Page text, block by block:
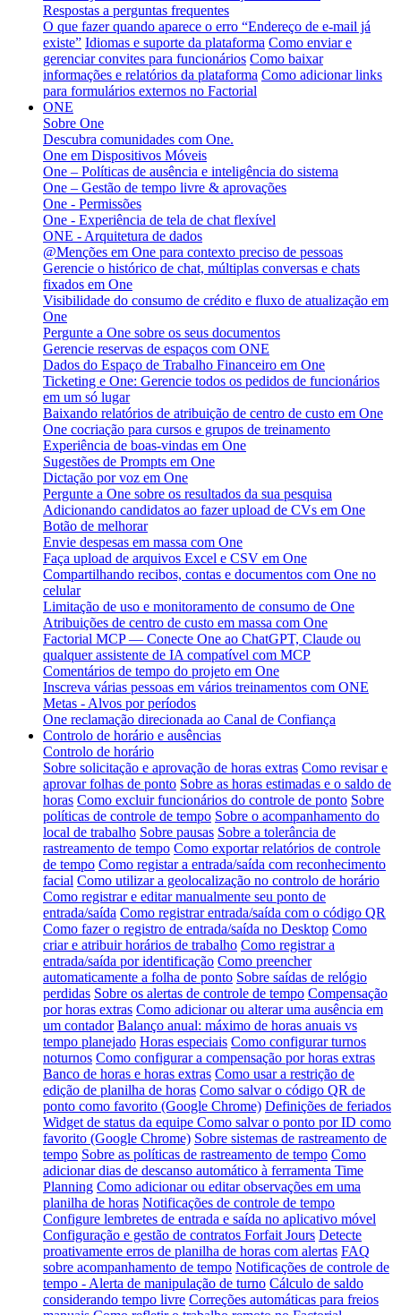
Respostas a perguntas frequentes
O que fazer quando aparece o erro “Endereço de e-mail já
existe” Idiomas e suporte da plataforma Como enviar e
gerenciar convites para funcionários Como baixar
informações e relatórios da plataforma Como adicionar links
para formulários externos no Factorial
ONE
Sobre One
Descubra comunidades com One.
One em Dispositivos Móveis
One – Políticas de ausência e inteligência do sistema
One – Gestão de tempo livre & aprovações
One - Permissões
One - Experiência de tela de chat flexível
ONE - Arquitetura de dados
@Menções em One para contexto preciso de pessoas
Gerencie o histórico de chat, múltiplas conversas e chats
fixados em One
Visibilidade do consumo de crédito e fluxo de atualização em
One
Pergunte a One sobre os seus documentos
Gerencie reservas de espaços com ONE
Dados do Espaço de Trabalho Financeiro em One
Ticketing e One: Gerencie todos os pedidos de funcionários
em um só lugar
Baixando relatórios de atribuição de centro de custo em One
One cocriação para cursos e grupos de treinamento
Experiência de boas-vindas em One
Sugestões de Prompts em One
Dictação por voz em One
Pergunte a One sobre os resultados da sua pesquisa
Adicionando candidatos ao fazer upload de CVs em One
Botão de melhorar
Envie despesas em massa com One
Faça upload de arquivos Excel e CSV em One
Compartilhando recibos, contas e documentos com One no
celular
Limitação de uso e monitoramento de consumo de One
Atribuições de centro de custo em massa com One
Factorial MCP — Conecte One ao ChatGPT, Claude ou
qualquer assistente de IA compatível com MCP
Comentários de tempo do projeto em One
Inscreva várias pessoas em vários treinamentos com ONE
Metas - Alvos por períodos
One reclamação direcionada ao Canal de Confiança
Controlo de horário e ausências
Controlo de horário
Sobre solicitação e aprovação de horas extras Como revisar e
aprovar folhas de ponto Sobre as horas estimadas e o saldo de
horas Como excluir funcionários do controle de ponto Sobre
políticas de controle de tempo Sobre o acompanhamento do
local de trabalho Sobre pausas Sobre a tolerância de
rastreamento de tempo Como exportar relatórios de controle
de tempo Como registar a entrada/saída com reconhecimento
facial Como utilizar a geolocalização no controlo de horário
Como registrar e editar manualmente seu ponto de
entrada/saída Como registrar entrada/saída com o código QR
Como fazer o registro de entrada/saída no Desktop Como
criar e atribuir horários de trabalho Como registrar a
entrada/saída por identificação Como preencher
automaticamente a folha de ponto Sobre saídas de relógio
perdidas Sobre os alertas de controle de tempo Compensação
por horas extras Como adicionar ou alterar uma ausência em
um contador Balanço anual: máximo de horas anuais vs
tempo planejado Horas especiais Como configurar turnos
noturnos Como configurar a compensação por horas extras
Banco de horas e horas extras Como usar a restrição de
edição de planilha de horas Como salvar o código QR de
ponto como favorito (Google Chrome) Definições de feriados
Widget de status da equipe Como salvar o ponto por ID como
favorito (Google Chrome) Sobre sistemas de rastreamento de
tempo Sobre as políticas de rastreamento de tempo Como
adicionar dias de descanso automático à ferramenta Time
Planning Como adicionar ou editar observações em uma
planilha de horas Notificações de controle de tempo
Configure lembretes de entrada e saída no aplicativo móvel
Configuração e gestão de contratos Forfait Jours Detecte
proativamente erros de planilha de horas com alertas FAQ
sobre acompanhamento de tempo Notificações de controle de
tempo - Alerta de manipulação de turno Cálculo de saldo
considerando tempo livre Correções automáticas para freios